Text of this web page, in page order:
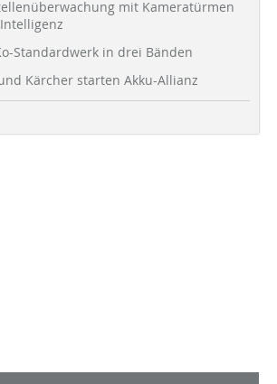
mit Kameratürmen
Standardwerk in drei Bänden
Kärcher starten Akku-Allianz